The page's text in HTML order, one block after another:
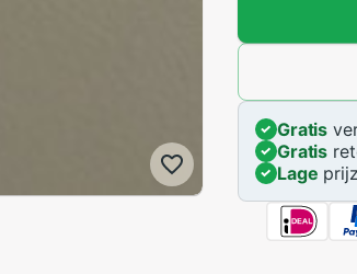
Gratis
Gratis
Lage